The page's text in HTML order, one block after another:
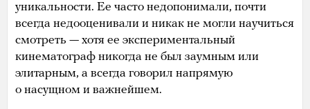
уникальности. Ее часто недопонимали, почти
всегда недооценивали и никак не могли научиться
смотреть — хотя ее экспериментальный
кинематограф никогда не был заумным или
элитарным, а всегда говорил напрямую
о насущном и важнейшем.